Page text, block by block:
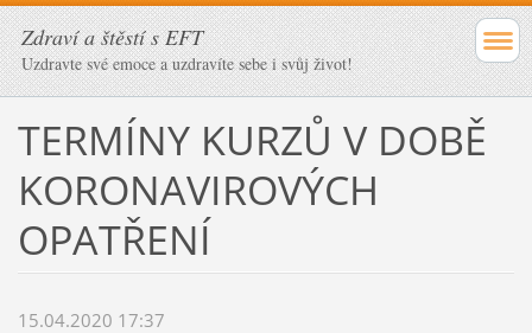
Zdraví a štěstí s EFT
Uzdravte své emoce a uzdravíte sebe i svůj život!
TERMÍNY KURZŮ V DOBĚ
KORONAVIROVÝCH
OPATŘENÍ
15.04.2020 17:37